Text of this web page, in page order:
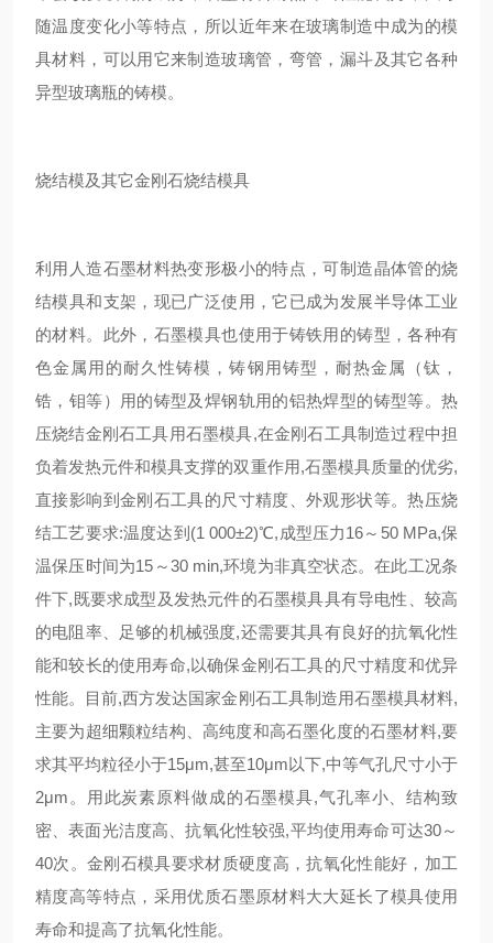
随温度变化小等特点，所以近年来在玻璃制造中成为的模
具材料，可以用它来制造玻璃管，弯管，漏斗及其它各种
异型玻璃瓶的铸模。
烧结模及其它金刚石烧结模具
利用人造石墨材料热变形极小的特点，可制造晶体管的烧
结模具和支架，现已广泛使用，它已成为发展半导体工业
的材料。此外，石墨模具也使用于铸铁用的铸型，各种有
色金属用的耐久性铸模，铸钢用铸型，耐热金属（钛，
锆，钼等）用的铸型及焊钢轨用的铝热焊型的铸型等。热
压烧结金刚石工具用石墨模具,在金刚石工具制造过程中担
负着发热元件和模具支撑的双重作用,石墨模具质量的优劣,
直接影响到金刚石工具的尺寸精度、外观形状等。热压烧
结工艺要求:温度达到(1 000±2)℃,成型压力16～50 MPa,保
温保压时间为15～30 min,环境为非真空状态。在此工况条
件下,既要求成型及发热元件的石墨模具具有导电性、较高
的电阻率、足够的机械强度,还需要其具有良好的抗氧化性
能和较长的使用寿命,以确保金刚石工具的尺寸精度和优异
性能。目前,西方发达国家金刚石工具制造用石墨模具材料,
主要为超细颗粒结构、高纯度和高石墨化度的石墨材料,要
求其平均粒径小于15μm,甚至10μm以下,中等气孔尺寸小于
2μm。用此炭素原料做成的石墨模具,气孔率小、结构致
密、表面光洁度高、抗氧化性较强,平均使用寿命可达30～
40次。金刚石模具要求材质硬度高，抗氧化性能好，加工
精度高等特点，采用优质石墨原材料大大延长了模具使用
寿命和提高了抗氧化性能。